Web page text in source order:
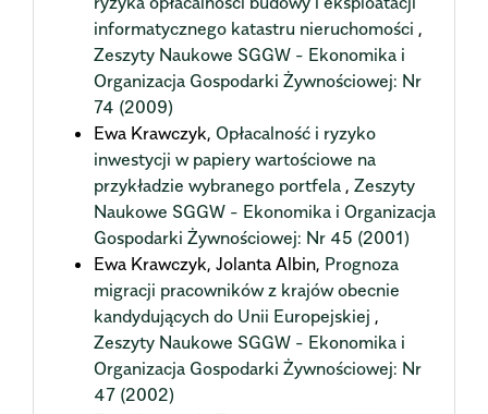
informatycznego katastru nieruchomości ,
Zeszyty Naukowe SGGW - Ekonomika i
Organizacja Gospodarki Żywnościowej: Nr
74 (2009)
Ewa Krawczyk, Opłacalność i ryzyko
inwestycji w papiery wartościowe na
przykładzie wybranego portfela , Zeszyty
Naukowe SGGW - Ekonomika i Organizacja
Gospodarki Żywnościowej: Nr 45 (2001)
Ewa Krawczyk, Jolanta Albin, Prognoza
migracji pracowników z krajów obecnie
kandydujących do Unii Europejskiej ,
Zeszyty Naukowe SGGW - Ekonomika i
Organizacja Gospodarki Żywnościowej: Nr
47 (2002)